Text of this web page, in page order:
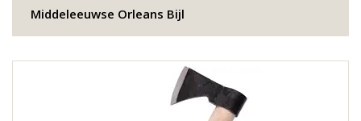
Middeleeuwse Orleans Bijl